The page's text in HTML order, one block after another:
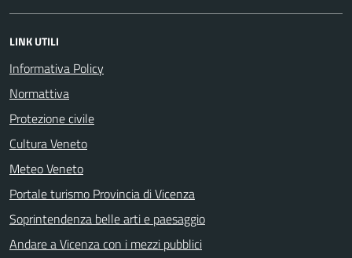
LINK UTILI
Informativa Policy
Normattiva
Protezione civile
Cultura Veneto
Meteo Veneto
Portale turismo Provincia di Vicenza
Soprintendenza belle arti e paesaggio
Andare a Vicenza con i mezzi pubblici